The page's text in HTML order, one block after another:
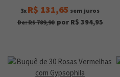
3x R$ 131,65 sem juros
De: R$ 789,90 por R$ 394,95